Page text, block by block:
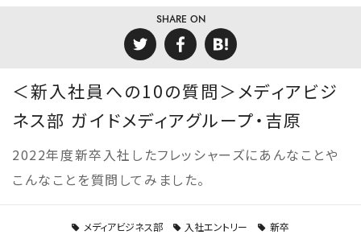
SHARE ON
＜新入社員への10の質問＞メディアビジ
ネス部 ガイドメディアグループ・吉原
2022年度新卒入社したフレッシャーズにあんなことや
こんなことを質問してみました。
メディアビジネス部 入社エントリー 新卒